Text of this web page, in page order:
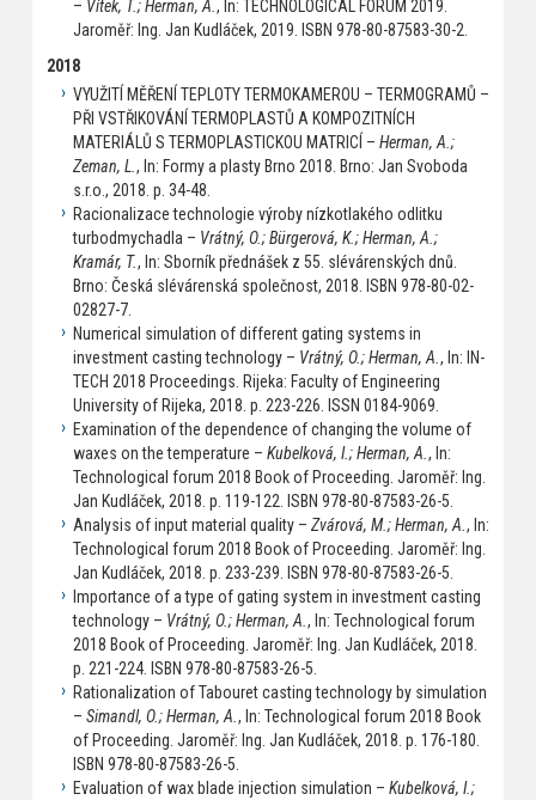
– Vítek, T.; Herman, A. , In: TECHNOLOGICAL FORUM 2019.
Jaroměř: Ing. Jan Kudláček, 2019. ISBN 978-80-87583-30-2.
2018
VYUŽITÍ MĚŘENÍ TEPLOTY TERMOKAMEROU – TERMOGRAMŮ –
PŘI VSTŘIKOVÁNÍ TERMOPLASTŮ A KOMPOZITNÍCH
MATERIÁLŮ S TERMOPLASTICKOU MATRICÍ – Herman, A.;
Zeman, L. , In: Formy a plasty Brno 2018. Brno: Jan Svoboda
s.r.o., 2018. p. 34-48.
Racionalizace technologie výroby nízkotlakého odlitku
turbodmychadla – Vrátný, O.; Bürgerová, K.; Herman, A.;
Kramár, T., In: Sborník přednášek z 55. slévárenských dnů.
Brno: Česká slévárenská společnost, 2018. ISBN 978-80-02-
02827-7.
Numerical simulation of different gating systems in
investment casting technology – Vrátný, O.; Herman, A. , In: IN-
TECH 2018 Proceedings. Rijeka: Faculty of Engineering
University of Rijeka, 2018. p. 223-226. ISSN 0184-9069.
Examination of the dependence of changing the volume of
waxes on the temperature – Kubelková, I.; Herman, A. , In:
Technological forum 2018 Book of Proceeding. Jaroměř: Ing.
Jan Kudláček, 2018. p. 119-122. ISBN 978-80-87583-26-5.
Analysis of input material quality – Zvárová, M.; Herman, A. , In:
Technological forum 2018 Book of Proceeding. Jaroměř: Ing.
Jan Kudláček, 2018. p. 233-239. ISBN 978-80-87583-26-5.
Importance of a type of gating system in investment casting
technology – Vrátný, O.; Herman, A. , In: Technological forum
2018 Book of Proceeding. Jaroměř: Ing. Jan Kudláček, 2018.
p. 221-224. ISBN 978-80-87583-26-5.
Rationalization of Tabouret casting technology by simulation
– Simandl, O.; Herman, A. , In: Technological forum 2018 Book
of Proceeding. Jaroměř: Ing. Jan Kudláček, 2018. p. 176-180.
ISBN 978-80-87583-26-5.
Evaluation of wax blade injection simulation – Kubelková, I.;